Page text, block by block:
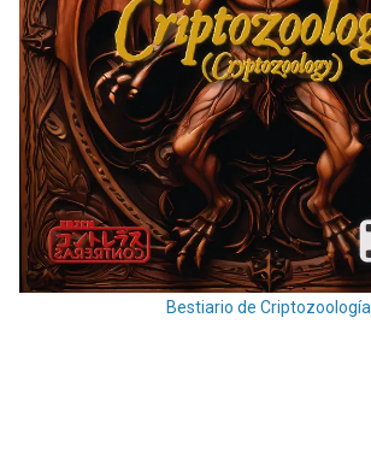
Bestiario de Criptozoología.